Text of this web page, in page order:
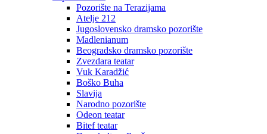
Pozorište na Terazijama
Atelje 212
Jugoslovensko dramsko pozorište
Madlenianum
Beogradsko dramsko pozorište
Zvezdara teatar
Vuk Karadžić
Boško Buha
Slavija
Narodno pozorište
Odeon teatar
Bitef teatar